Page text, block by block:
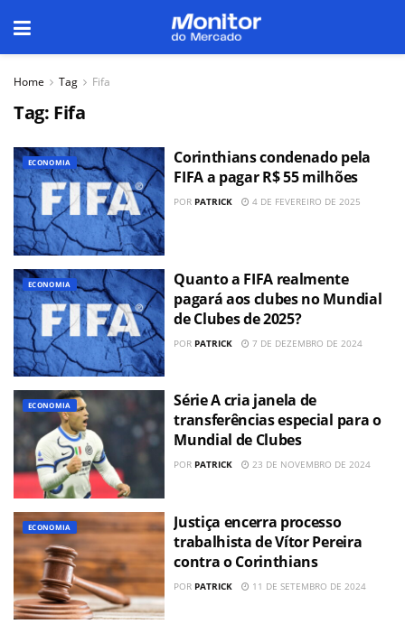
Home Tag Fifa
Tag: Fifa
ECONOMIA
Corinthians condenado pela
FIFA a pagar R$ 55 milhões
POR PATRICK 4 DE FEVEREIRO DE 2025
ECONOMIA
Quanto a FIFA realmente
pagará aos clubes no Mundial
de Clubes de 2025?
POR PATRICK 7 DE DEZEMBRO DE 2024
ECONOMIA
Série A cria janela de
transferências especial para o
Mundial de Clubes
POR PATRICK 23 DE NOVEMBRO DE 2024
ECONOMIA
Justiça encerra processo
trabalhista de Vítor Pereira
contra o Corinthians
POR PATRICK 11 DE SETEMBRO DE 2024